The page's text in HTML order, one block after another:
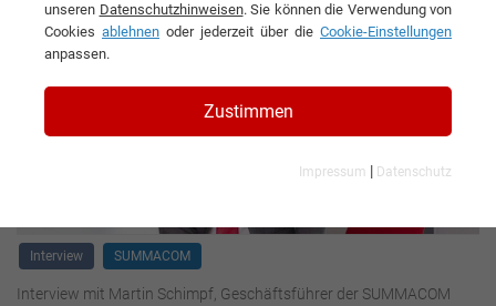
Interview SUMMACOM
Interview mit Martin Schimpf, Geschäftsführer der SUMMACOM
unseren Datenschutzhinweisen. Sie können die Verwendung von
Cookies ablehnen oder jederzeit über die Cookie-Einstellungen
anpassen.
Zustimmen
Impressum | Datenschutz